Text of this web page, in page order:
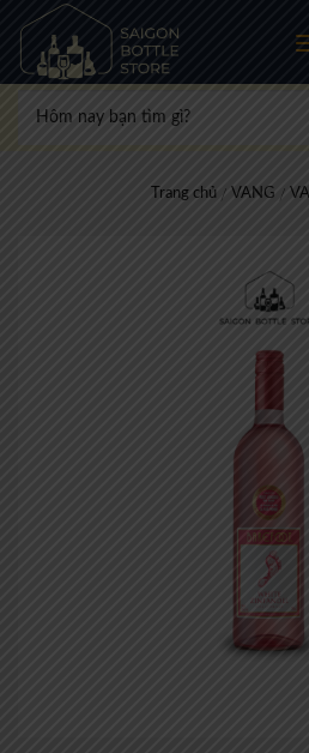
content
kiếm:
Trang chủ / VANG /